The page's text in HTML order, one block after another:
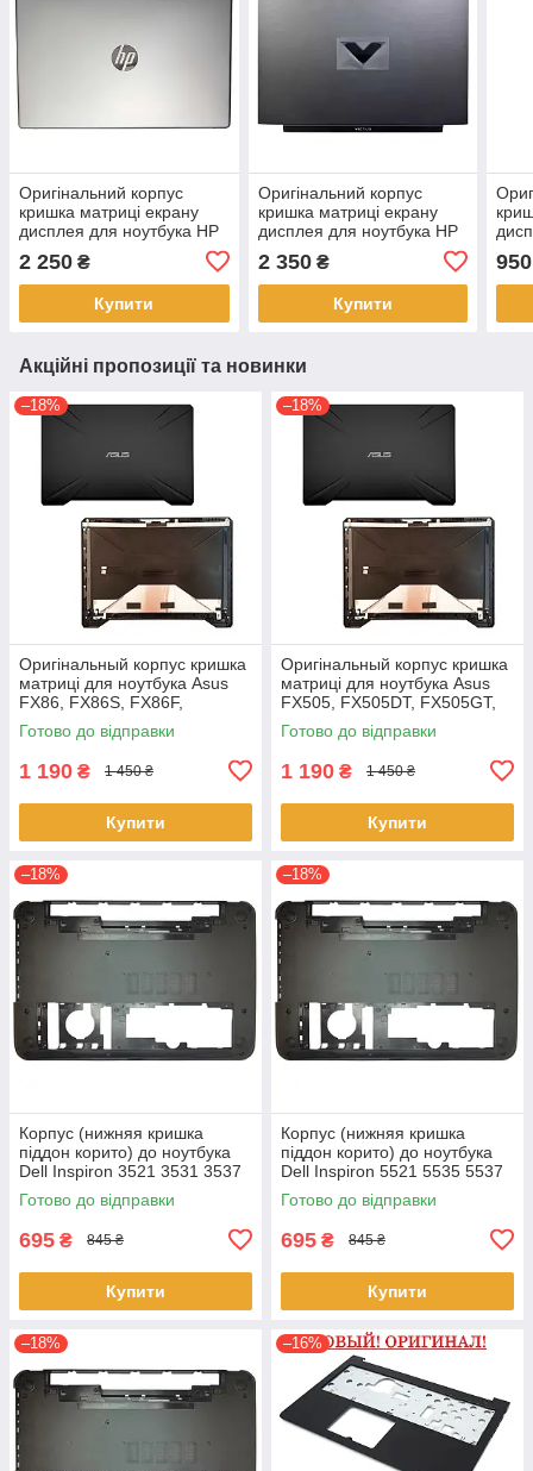
Оригінальний корпус
кришка матриці екрану
дисплея для ноутбука HP
250 G10 255 G10 256 G10
TPN-Q286 TPN-Q287
срібна
2 250 ₴
Купити
Оригінальний корпус
кришка матриці екрану
дисплея для ноутбука HP
C169 TPN-C170 чорний
2 350₴
Купити
CM
950
Акційні пропозиції та новинки
–18%
Оригінальный корпус кришка
матриці для ноутбука Asus
FX86, FX86S, FX86F,
FX86SF Series
Готово до відправки
1 190 ₴ 1 450 ₴
Купити
–18%
Оригінальный корпус кришка
матриці для ноутбука Asus
FX505, FX505DT, FX505GT,
FX505GE, FX505GD,
FX505DD
Готово до відправки
1 190 ₴ 1 450 ₴
Купити
–18%
Корпус (нижняя кришка
піддон корито) до ноутбука
Dell Inspiron 3521 3531 3537
(0YXMG9, AP0ZG000200)
Готово до відправки
695 ₴ 845 ₴
Купити
–18%
Корпус (нижняя кришка
піддон корито) до ноутбука
Dell Inspiron 5521 5535 5537
(0YXMG9, AP0ZG000200)
Готово до відправки
695 ₴ 845 ₴
Купити
–18% –16%